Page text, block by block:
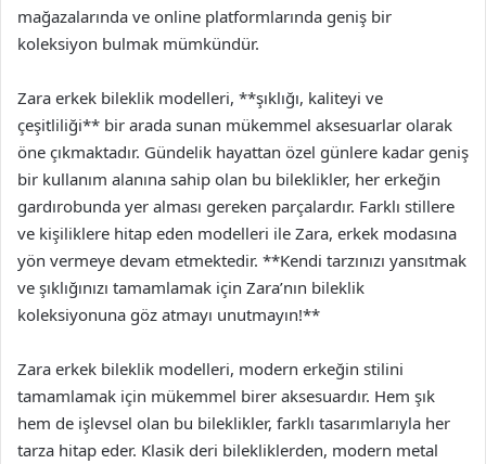
mağazalarında ve online platformlarında geniş bir
koleksiyon bulmak mümkündür.
Zara erkek bileklik modelleri, **şıklığı, kaliteyi ve
çeşitliliği** bir arada sunan mükemmel aksesuarlar olarak
öne çıkmaktadır. Gündelik hayattan özel günlere kadar geniş
bir kullanım alanına sahip olan bu bileklikler, her erkeğin
gardırobunda yer alması gereken parçalardır. Farklı stillere
ve kişiliklere hitap eden modelleri ile Zara, erkek modasına
yön vermeye devam etmektedir. **Kendi tarzınızı yansıtmak
ve şıklığınızı tamamlamak için Zara’nın bileklik
koleksiyonuna göz atmayı unutmayın!**
Zara erkek bileklik modelleri, modern erkeğin stilini
tamamlamak için mükemmel birer aksesuardır. Hem şık
hem de işlevsel olan bu bileklikler, farklı tasarımlarıyla her
tarza hitap eder. Klasik deri bilekliklerden, modern metal